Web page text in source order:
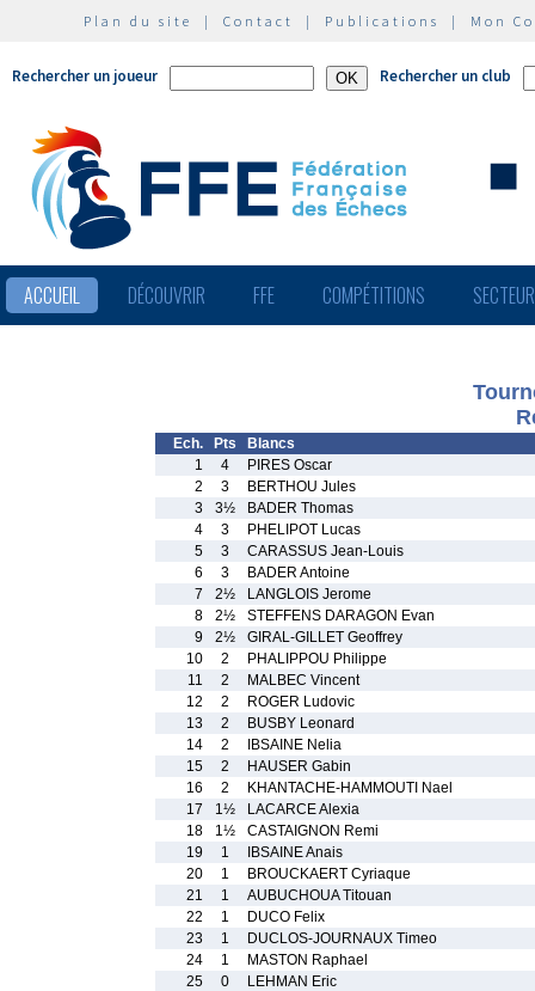
Plan du site | Contact | Publications | Mon
Rechercher un joueur Rechercher un club
ACCUEIL DÉCOUVRIR FFE COMPÉTITIONS
Ech. Pts
Blancs
1
4
PIRES Oscar
2
3
BERTHOU Jules
3
3½
BADER Thomas
4
3
PHELIPOT Lucas
5
3
CARASSUS Jean-Louis
6
3
BADER Antoine
7
2½
LANGLOIS Jerome
8
2½
STEFFENS DARAGON Evan
9
2½
GIRAL-GILLET Geoffrey
10
2
PHALIPPOU Philippe
11
2
MALBEC Vincent
12
2
ROGER Ludovic
13
2
BUSBY Leonard
14
2
IBSAINE Nelia
15
2
HAUSER Gabin
16
2
KHANTACHE-HAMMOUTI Nael
17
1½
LACARCE Alexia
18
1½
CASTAIGNON Remi
19
1
IBSAINE Anais
20
1
BROUCKAERT Cyriaque
21
1
AUBUCHOUA Titouan
22
1
DUCO Felix
23
1
DUCLOS-JOURNAUX Timeo
24
1
MASTON Raphael
25
0 LEHMAN Eric